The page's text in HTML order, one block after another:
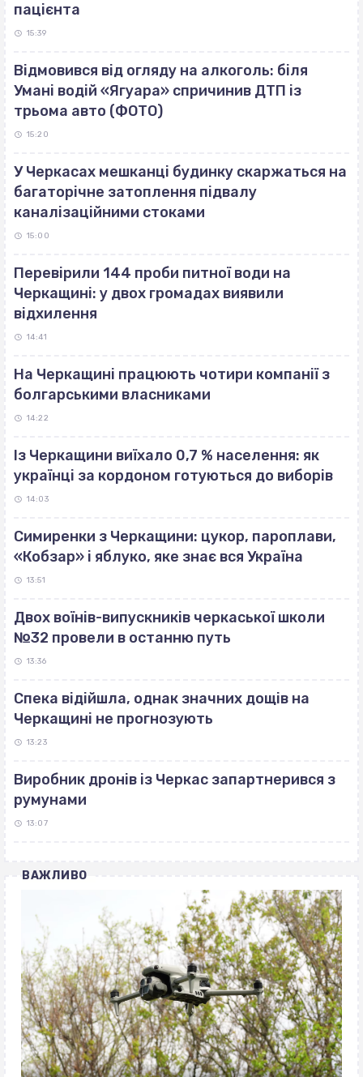
пацієнта
15:39
Відмовився від огляду на алкоголь: біля
Умані водій «Ягуара» спричинив ДТП із
трьома авто (ФОТО)
15:20
У Черкасах мешканці будинку скаржаться на
багаторічне затоплення підвалу
каналізаційними стоками
15:00
Перевірили 144 проби питної води на
Черкащині: у двох громадах виявили
відхилення
14:41
На Черкащині працюють чотири компанії з
болгарськими власниками
14:22
Із Черкащини виїхало 0,7 % населення: як
українці за кордоном готуються до виборів
14:03
Симиренки з Черкащини: цукор, пароплави,
«Кобзар» і яблуко, яке знає вся Україна
13:51
Двох воїнів-випускників черкаської школи
№32 провели в останню путь
13:36
Спека відійшла, однак значних дощів на
Черкащині не прогнозують
13:23
Виробник дронів із Черкас запартнерився з
румунами
13:07
ВАЖЛИВО